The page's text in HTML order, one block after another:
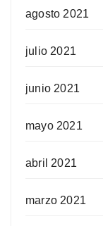
agosto 2021
julio 2021
junio 2021
mayo 2021
abril 2021
marzo 2021